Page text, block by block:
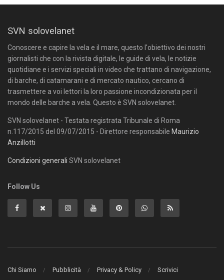
SVN solovelanet
Conoscere e capire la vela e il mare, questo l'obiettivo dei nostri
giornalisti che con la rivista digitale, le guide di vela, le notizie
quotidiane e i servizi speciali in video che trattano di navigazione,
di barche, di catamarani e di mercato nautico, cercano di
trasmettere a voi lettori la loro passione incondizionata per il
mondo delle barche a vela. Questo è SVN solovelanet.
SVN solovelanet - Testata registrata Tribunale di Roma
n.117/2015 del 09/07/2015 - Direttore responsabile Maurizio
Anzillotti
Condizioni generali SVN solovelanet
Follow Us
Chi Siamo Pubblicità Privacy & Policy Scrivici